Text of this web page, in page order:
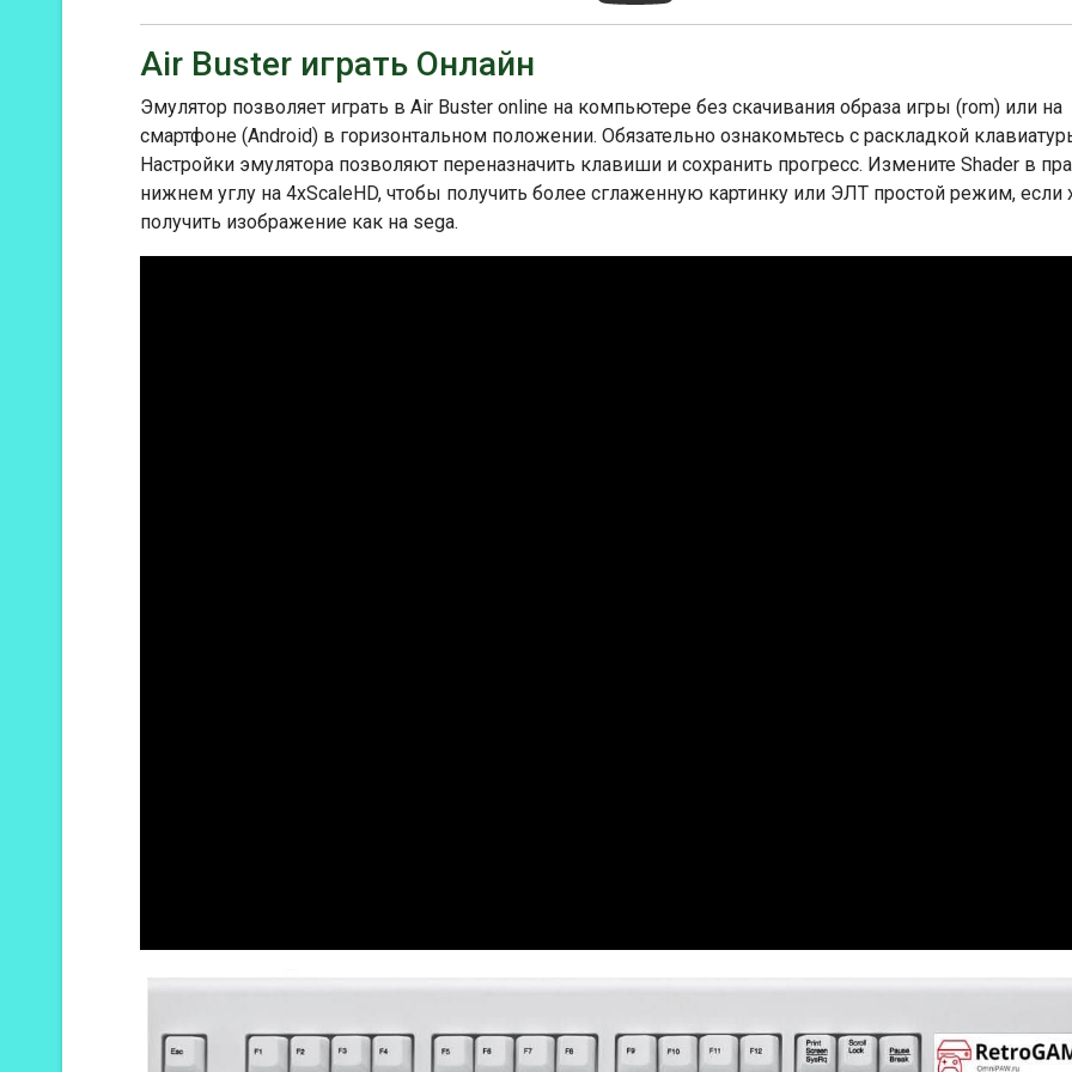
Air Buster играть Онлайн
Эмулятор позволяет играть в Air Buster online на компьютере без скачивания образа игры (rom) или на
смартфоне (Android) в горизонтальном положении. Обязательно ознакомьтесь с раскладкой
Настройки эмулятора позволяют переназначить клавиши и сохранить прогресс. Измените Shader в
нижнем углу на 4xScaleHD, чтобы получить более сглаженную картинку или ЭЛТ простой режим, если
получить изображение как на sega.